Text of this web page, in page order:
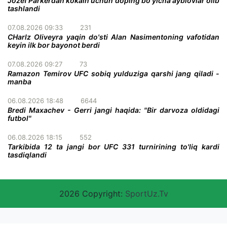
tashlandi
07.08.2026 09:33 231
CHarlz Oliveyra yaqin do'sti Alan Nasimentoning vafotidan
keyin ilk bor bayonot berdi
07.08.2026 09:27 73
Ramazon Temirov UFC sobiq yulduziga qarshi jang qiladi -
manba
06.08.2026 18:48 6644
Bredi Maxachev - Gerri jangi haqida: "Bir darvoza oldidagi
futbol"
06.08.2026 18:15 552
Tarkibida 12 ta jangi bor UFC 331 turnirining to'liq kardi
tasdiqlandi
2026 Copyright: SportUz.Tv